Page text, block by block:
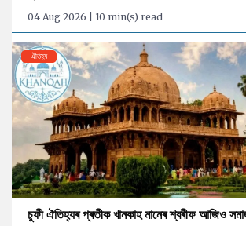
04 Aug 2026 | 10 min(s) read
ঐতিহ্য
চুফী ঐতিহ্যৰ প্ৰতীক খানকাহ মানেৰ শ্বৰীফ আজিও